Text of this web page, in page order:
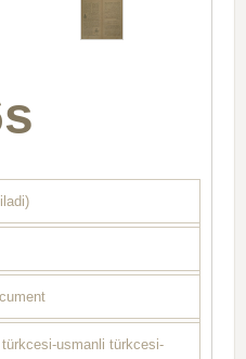
usmanli türkcesi-